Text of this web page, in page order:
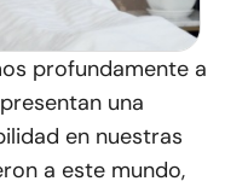
profundamente a
una
en nuestras
a este mundo,